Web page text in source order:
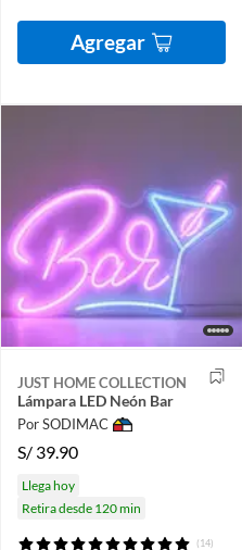
Agregar
JUST HOME COLLECTION
Lámpara LED Neón Bar
Por SODIMAC
S/ 39.90
Llega hoy
Retira desde 120 min
(14)